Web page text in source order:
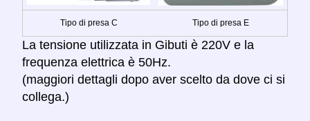
Tipo di presa C Tipo di presa E
La tensione utilizzata in Gibuti è 220V e la
frequenza elettrica è 50Hz.
(maggiori dettagli dopo aver scelto da dove ci si
collega.)